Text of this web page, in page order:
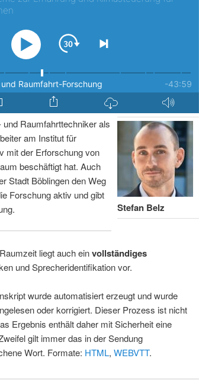
Stefan Belz
Raumfahrttechniker als
am Institut für
mit der Erforschung von
beschäftigt hat. Auch
Stadt Böblingen den Weg
Forschung aktiv und gibt
liegt auch einvollständiges
und Sprecheridentifikation vor.
wurde automatisiert erzeugt und wurde
oder korrigiert. Dieser Prozess ist nicht
Ergebnis enthält daher mit Sicherheit eine
gilt immer das in der Sendung
Wort. Formate: HTML, WEBVTT.